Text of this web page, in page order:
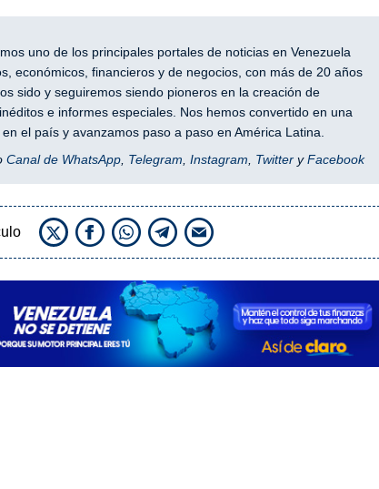
uno de los principales portales de noticias en Venezuela
económicos, financieros y de negocios, con más de 20 años
sido y seguiremos siendo pioneros en la creación de
e informes especiales. Nos hemos convertido en una
el país y avanzamos paso a paso en América Latina.
Canal de WhatsApp, Telegram, Instagram, TwitteryFacebook